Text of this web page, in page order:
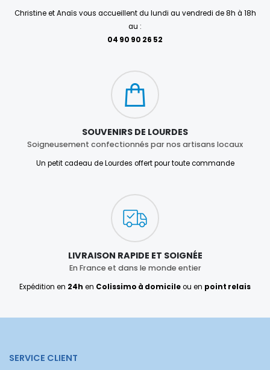
Christine et Anaïs vous accueillent du lundi au vendredi de 8h à 18h
au :
04 90 90 26 52
SOUVENIRS DE LOURDES
Soigneusement confectionnés par nos artisans locaux
Un petit cadeau de Lourdes offert pour toute commande
LIVRAISON RAPIDE ET SOIGNÉE
En France et dans le monde entier
Expédition en 24h en Colissimo à domicileou en point relais
SERVICE CLIENT